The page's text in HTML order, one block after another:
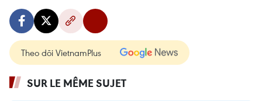
Theo dõi VietnamPlus
SUR LE MÊME SUJET